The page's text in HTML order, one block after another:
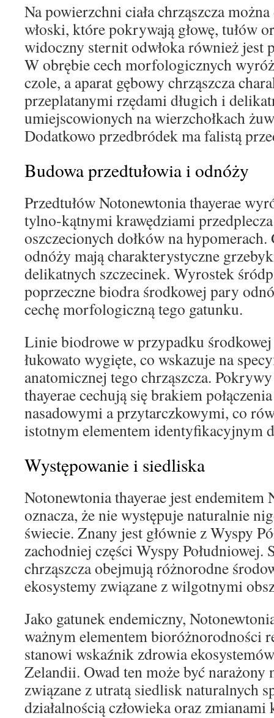
Na powierzchni ciała chrząszcza
włoski, które pokrywają głowę, tułów
widoczny sternit odwłoka również jest
W obrębie cech morfologicznych
czole, a aparat gębowy chrząszcza
przeplatanymi rzędami długich i
umiejscowionych na wierzchołkach
Dodatkowo przedbródek ma falistą
Budowa przedtułowia i odnóży
Przedtułów Notonewtonia thayerae
tylno-kątnymi krawędziami
oszczecionych dołków na
odnóży mają charakterystyczne
delikatnych szczecinek. Wyrostek
poprzeczne biodra środkowej pary
cechę morfologiczną tego gatunku.
Linie biodrowe w przypadku
łukowato wygięte, co wskazuje na
anatomicznej tego chrząszcza.
thayerae cechują się brakiem
nasadowymi a przytarczkowymi, co
istotnym elementem identyfikacyjnym
Występowanie i siedliska
Notonewtonia thayerae jest endemitem
oznacza, że nie występuje naturalnie
świecie. Znany jest głównie z Wyspy
zachodniej części Wyspy Południowej.
chrząszcza obejmują różnorodne
ekosystemy związane z wilgotnymi
Jako gatunek endemiczny,
ważnym elementem bioróżnorodności
stanowi wskaźnik zdrowia
Zelandii. Owad ten może być narażony
związane z utratą siedlisk naturalnych
działalnością człowieka oraz